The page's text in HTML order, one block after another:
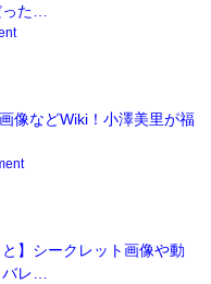
た…
像などWiki！小澤美里が福
と】シークレット画像や動
レ…